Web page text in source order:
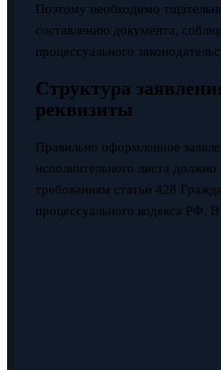
Поэтому необходимо
составлению документа,
процессуального
Структура
реквизиты
Правильно оформленное
исполнительного листа должно
требованиям статьи 428
процессуального кодекса РФ.